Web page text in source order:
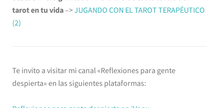
tarot en tu vida –>JUGANDO CON EL TAROT TERAPÉUTICO
(2)
Te invito a visitar mi canal «Reflexiones para gente
despierta» en las siguientes plataformas: